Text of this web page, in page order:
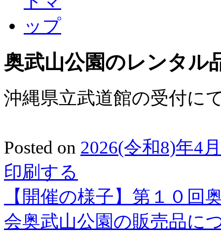
奥武山公園のレンタル
沖縄県立武道館の受付に
Posted on 2026(令和8)年4
印刷する
近
の
【開催の様子】第１０
会奥武山公園の販売品に